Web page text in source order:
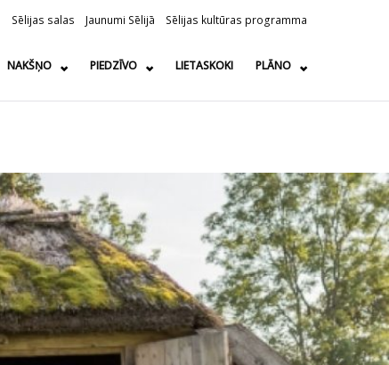
Sēlijas salas Jaunumi Sēlijā Sēlijas kultūras programma
NAKŠŅO PIEDZĪVO LIETASKOKI PLĀNO